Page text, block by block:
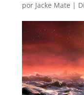
por Jacke Mate |